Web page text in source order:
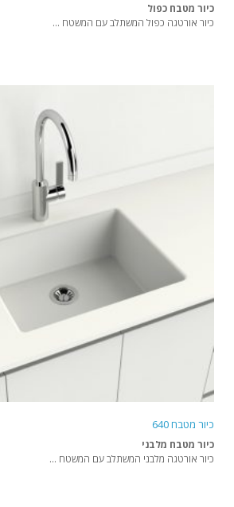
כיור מטבח כפול
כיור אורטגה כפול המשתלב עם המשטח ...
כיור מטבח 640
כיור מטבח מלבני
כיור אורטגה מלבני המשתלב עם המשטח ...